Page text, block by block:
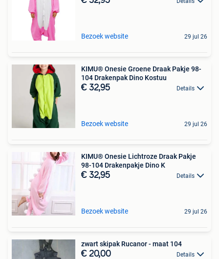
Bezoek website 29 jul 26
KIMU® Onesie Groene Draak Pakje 98-
104 Drakenpak Dino Kostuu
€ 32,95 Details
Bezoek website 29 jul 26
KIMU® Onesie Lichtroze Draak Pakje
98-104 Drakenpakje Dino K
€ 32,95 Details
Bezoek website 29 jul 26
zwart skipak Rucanor - maat 104
€ 20,00 Details